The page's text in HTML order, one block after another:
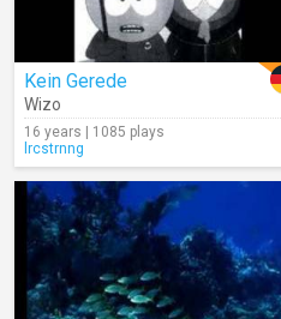
Kein Gerede
Wizo
16 years | 1085 plays
lrcstrnng